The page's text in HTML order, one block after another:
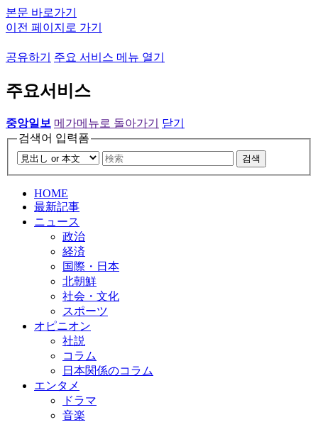
본문 바로가기
이전 페이지로 가기
공유하기 주요 서비스 메뉴 열기
주요서비스
중앙일보 메가메뉴로 돌아가기
닫기
검색어 입력폼
검색
HOME
最新記事
ニュース
政治
経済
国際・日本
北朝鮮
社会・文化
スポーツ
オピニオン
社説
コラム
日本関係のコラム
エンタメ
ドラマ
音楽